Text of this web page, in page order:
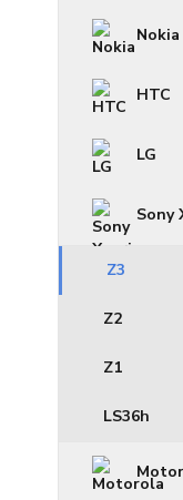
Nokia
HTC
LG
Sony
Z3
Z2
Z1
LS36h